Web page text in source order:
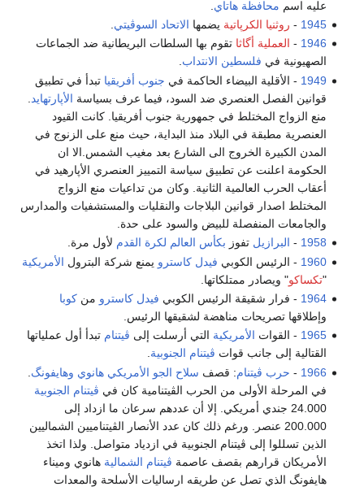
عليه اسم محافظة هاتاي
1945
- روثنيا الكرپاتية يضمها الاتحاد السوڤيتي
1946
- العملية أگاثا تقوم بها السلطات البريطانية ضد الجماعات
الصهيونية في فلسطين الانتداب.
1949 - الأقلية البيضاء الحاكمة في جنوب أفريقيا تبدأ في تطبيق
قوانين الفصل العنصري ضد السود، فيما عرف بسياسة الأپارتهايد
منع الزواج المختلط في جمهورية جنوب أفريقيا. كانت القيود
العنصرية مطبقة في البلاد منذ البداية، حيث منع على الزنوج في
المدن الكبيرة الخروج الى الشارع بعد مغيب الشمس.الا ان
الحكومة اعلنت عن تطبيق سياسة التمييز العنصري الأپارهيد في
أعقاب الحرب العالمية الثانية. وكان من تداعيات منع الزواج
المختلط اصدار قوانين البلاجات والنقليات والمستشفيات والمدارس
والجامعات المنفصلة للبيض والسود على حدة.
1958
- البرازيل تفوز بكأس العالم لكرة القدم لأول مرة.
1960 - الرئيس الكوبي فيدل كاسترو يمنع شركة البترول الأمريكية
"تكساكو" ويصادر ممتلكاتها.
1964 - فرار شقيقة الرئيس الكوبي فيدل كاسترو منكوبا
وإطلاقها تصريحات مناهضة لشقيقها الرئيس.
1965 - القوات الأمريكية التي أرسلت إلى ڤيتنام تبدأ أول عملياتها
القتالية إلى جانب قوات ڤيتنام الجنوبية.
1966
- حرب ڤيتنام: قصف سلاح الجو الأمريكي هانوي وهايفونگ
في المرحلة الأولى من الحرب الڤيتنامية كان في ڤيتنام الجنوبية
24.000 جندي أمريكي. إلا أن عددهم سرعان ما ازداد إلى
200.000 عنصر. ورغم ذلك كان عدد الأنصار الڤيتناميين الشماليين
الذين تسللوا إلى ڤيتنام الجنوبية في ازدياد متواصل. ولذا اتخذ
الأمريكان قرارهم بقصف عاصمة ڤيتنام الشمالية هانوي وميناء
هايفونگ الذي تصل عن طريقه ارساليات الأسلحة والمعدات